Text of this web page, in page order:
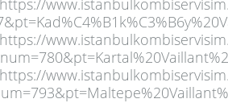
https://
https://